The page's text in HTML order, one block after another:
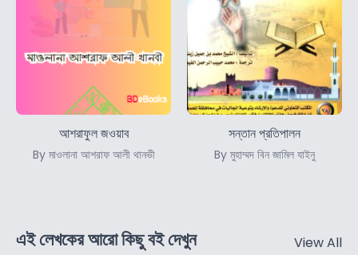
আশরাফুল জওয়াব
By মাওলানা আশরাফ আলী থানভী
সন্তান প্রতিপালন
By মুহাম্মদ বিন জামিল যাইনু
এই লেখকের আরো কিছু বই দেখুন View All